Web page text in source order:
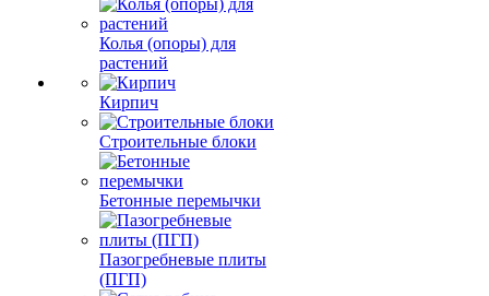
Колья (опоры) для
растений
Кирпич
Строительные блоки
Бетонные перемычки
Пазогребневые плиты
(ПГП)